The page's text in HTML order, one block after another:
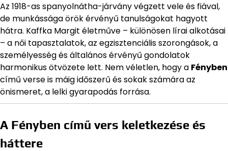
Az 1918-as spanyolnátha-járvány végzett vele és fiával,
de munkássága örök érvényű tanulságokat hagyott
hátra. Kaffka Margit életműve – különösen lírai alkotásai
– a női tapasztalatok, az egzisztenciális szorongások, a
személyesség és általános érvényű gondolatok
harmonikus ötvözete lett. Nem véletlen, hogy a Fényben
című verse is máig időszerű és sokak számára az
önismeret, a lelki gyarapodás forrása.
A Fényben című vers keletkezése és
háttere